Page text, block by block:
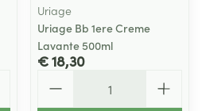
Uriage
Uriage Bb 1ere Creme
Lavante 500ml
€ 18,30